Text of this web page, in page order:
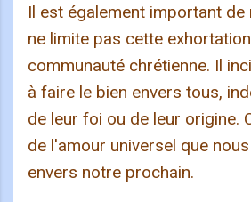
Il est également important de
ne limite pas cette
communauté chrétienne. Il
à faire le bien envers tous,
de leur foi ou de leur origine.
de l'amour universel que
envers notre prochain.